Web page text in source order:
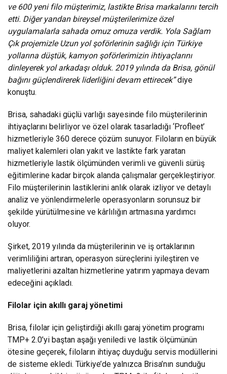
ve 600 yeni filo müşterimiz, lastikte Brisa markalarını tercih
etti. Diğer yandan bireysel müşterilerimize özel
uygulamalarla sahada omuz omuza verdik. Yola Sağlam
Çık projemizle Uzun yol şoförlerinin sağlığı için Türkiye
yollarına düştük, kamyon şoförlerimizin ihtiyaçlarını
dinleyerek yol arkadaşı olduk. 2019 yılında da Brisa, gönül
bağını güçlendirerek liderliğini devam ettirecek”diye
konuştu.
Brisa, sahadaki güçlü varlığı sayesinde filo müşterilerinin
ihtiyaçlarını belirliyor ve özel olarak tasarladığı ‘Profleet’
hizmetleriyle 360 derece çözüm sunuyor. Filoların en büyük
maliyet kalemleri olan yakıt ve lastikte fark yaratan
hizmetleriyle lastik ölçümünden verimli ve güvenli sürüş
eğitimlerine kadar birçok alanda çalışmalar gerçekleştiriyor.
Filo müşterilerinin lastiklerini anlık olarak izliyor ve detaylı
analiz ve yönlendirmelerle operasyonların sorunsuz bir
şekilde yürütülmesine ve kârlılığın artmasına yardımcı
oluyor.
Şirket, 2019 yılında da müşterilerinin ve iş ortaklarının
verimliliğini artıran, operasyon süreçlerini iyileştiren ve
maliyetlerini azaltan hizmetlerine yatırım yapmaya devam
edeceğini açıkladı.
Filolar için akıllı garaj yönetimi
Brisa, filolar için geliştirdiği akıllı garaj yönetim programı
TMP+ 2.0’yi baştan aşağı yeniledi ve lastik ölçümünün
ötesine geçerek, filoların ihtiyaç duyduğu servis modüllerini
de sisteme ekledi. Türkiye’de yalnızca Brisa’nın sunduğu